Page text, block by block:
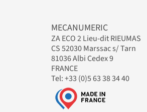
MECANUMERIC
ZA ECO 2 Lieu-dit RIEUMAS
CS 52030 Marssac s/ Tarn
81036 Albi Cedex 9
FRANCE
Tel: +33 (0)5 63 38 34 40